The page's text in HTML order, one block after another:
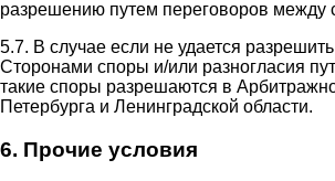
разрешению путем переговоров между
5.7. В случае если не удается
Сторонами споры и/или разногласия
такие споры разрешаются в
Петербурга и Ленинградской области.
6. Прочие условия